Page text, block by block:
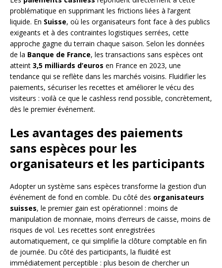
problématique en supprimant les frictions liées à l’argent
liquide. En Suisse, où les organisateurs font face à des publics
exigeants et à des contraintes logistiques serrées, cette
approche gagne du terrain chaque saison. Selon les données
de la Banque de France, les transactions sans espèces ont
atteint 3,5 milliards d’euros en France en 2023, une
tendance qui se reflète dans les marchés voisins. Fluidifier les
paiements, sécuriser les recettes et améliorer le vécu des
visiteurs : voilà ce que le cashless rend possible, concrètement,
dès le premier événement.
Les avantages des paiements
sans espèces pour les
organisateurs et les participants
Adopter un système sans espèces transforme la gestion d’un
événement de fond en comble. Du côté des organisateurs
suisses, le premier gain est opérationnel : moins de
manipulation de monnaie, moins d’erreurs de caisse, moins de
risques de vol. Les recettes sont enregistrées
automatiquement, ce qui simplifie la clôture comptable en fin
de journée. Du côté des participants, la fluidité est
immédiatement perceptible : plus besoin de chercher un